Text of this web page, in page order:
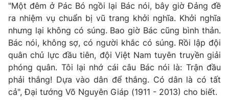
Tư vấn
Chuyên mục khác
Emagazine Podcast
Photo Infographic
"Một đêm ở Pác Bó ngồi lại Bác nói, bây giờ Đảng đề
ra nhiệm vụ chuẩn bị vũ trang khởi nghĩa. Khởi nghĩa
nhưng lại không có súng. Bao giờ Bác cũng bình thản.
Bác nói, không sợ, có người khắc có súng. Rồi lập đội
quân chủ lực đầu tiên, đội Việt Nam tuyên truyền giải
phóng quân. Tôi lại nhớ cái câu Bác nói là: Trận đầu
phải thắng! Dựa vào dân để thắng. Có dân là có tất
cả", Đại tướng Võ Nguyên Giáp (1911 - 2013) cho biết.